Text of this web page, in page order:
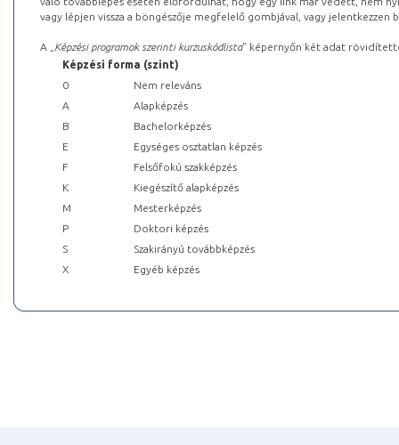
vagy lépjen vissza a böngészője megfelelő gombjával, vagy
A „ Képzési programok szerinti kurzuskódlista” képernyőn két adat
Képzési forma (szint)
0
Nem releváns
A
Alapképzés
B
Bachelorképzés
E
Egységes osztatlan képzés
F
Felsőfokú szakképzés
K
Kiegészítő alapképzés
M
Mesterképzés
P
Doktori képzés
S
Szakirányú továbbképzés
X
Egyéb képzés